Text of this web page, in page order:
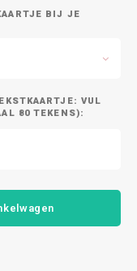
BIJ JE
VUL
80 TEKENS):